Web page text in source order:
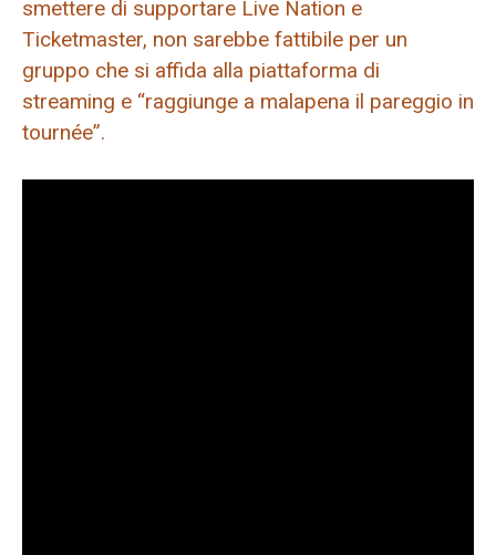
smettere di supportare Live Nation e
Ticketmaster, non sarebbe fattibile per un
gruppo che si affida alla piattaforma di
streaming e “raggiunge a malapena il pareggio in
tournée”.